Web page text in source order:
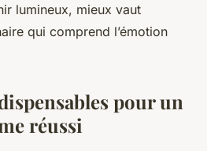
lumineux, mieux vaut
qui comprend l’émotion
pour un
réussi